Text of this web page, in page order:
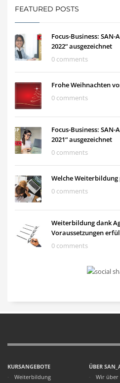
FEATURED POSTS
Focus-Business:
2022“ ausgezeichnet
0 comments
Frohe Weihnachten
0 comments
Focus-Business:
2021“ ausgezeichnet
0 comments
Welche Weiterbildung
0 comments
Weiterbildung dank
Voraussetzungen
0 comments
KURSANGEBOTE
Weiterbildung
ÜBER
Wir über